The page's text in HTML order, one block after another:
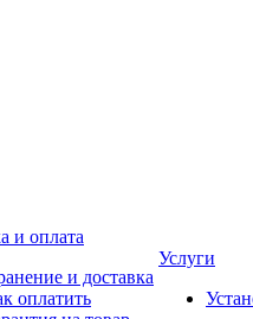
и оплата
и доставка
оплатить
Услуги